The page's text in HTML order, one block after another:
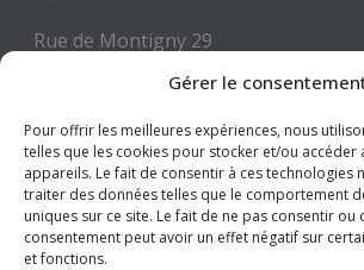
Gérer le
Pour offrir les meilleures expériences, nous
telles que les cookies pour stocker et/ou accéder
appareils. Le fait de consentir à ces technologies
traiter des données telles que le comportement
uniques sur ce site. Le fait de ne pas consentir ou
consentement peut avoir un effet négatif sur
et fonctions.
Rue de Montigny 29
6000 CHARLEROI
Tél: +32 71 300 300
Mail: info@espace-
TVA BE 0416.116.340